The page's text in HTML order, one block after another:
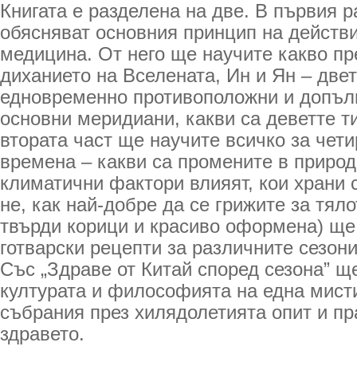
Книгата е разделена на две. В първия
обясняват основния принцип на
медицина. От него ще научите какво
диханието на Вселената, Ин и Ян –
едновременно противоположни и
основни меридиани, какви са деветте
втората част ще научите всичко за
времена – какви са промените в
климатични фактори влияят, кои храни
не, как най-добре да се грижите за
твърди корици и красиво оформена)
готварски рецепти за различните
Със „Здраве от Китай според сезона”
културата и философията на една
събрания през хилядолетията опит и
здравето.